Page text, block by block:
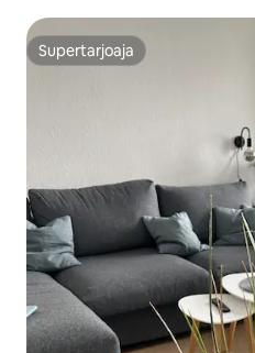
Supertarjoaja
Supertarjoaja